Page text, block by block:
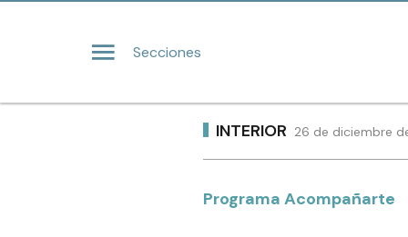
Secciones
INTERIOR 26 de diciembre
Programa Acompañarte